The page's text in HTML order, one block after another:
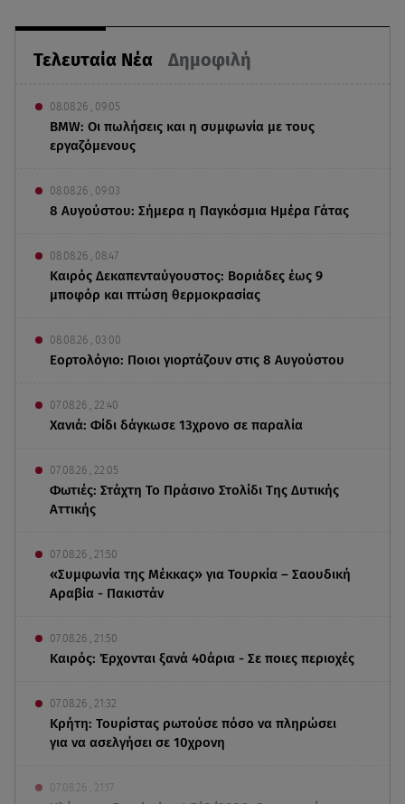
Τελευταία Νέα Δημοφιλή
08.08.26 , 09:05
BMW: Οι πωλήσεις και η συμφωνία με τους
εργαζόμενους
08.08.26 , 09:03
8 Αυγούστου: Σήμερα η Παγκόσμια Ημέρα Γάτας
08.08.26 , 08:47
Καιρός Δεκαπενταύγουστος: Βοριάδες έως 9
μποφόρ και πτώση θερμοκρασίας
08.08.26 , 03:00
Εορτολόγιο: Ποιοι γιορτάζουν στις 8 Αυγούστου
07.08.26 , 22:40
Χανιά: Φίδι δάγκωσε 13χρονο σε παραλία
07.08.26 , 22:05
Φωτιές: Στάχτη Το Πράσινο Στολίδι Της Δυτικής
Αττικής
07.08.26 , 21:50
«Συμφωνία της Μέκκας» για Τουρκία – Σαουδική
Αραβία - Πακιστάν
07.08.26 , 21:50
Καιρός: Έρχονται ξανά 40άρια - Σε ποιες περιοχές
07.08.26 , 21:32
Κρήτη: Τουρίστας ρωτούσε πόσο να πληρώσει
για να ασελγήσει σε 10χρονη
07.08.26 , 21:17